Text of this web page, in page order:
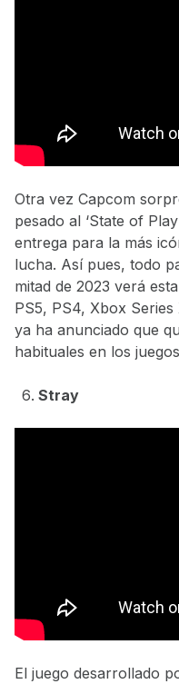
Otra vez Capcom
pesado al ‘State of
entrega para la más
lucha. Así pues, todo
mitad de 2023 verá
PS5, PS4, Xbox
ya ha anunciado que
habituales en los
Stray
El juego desarrollado